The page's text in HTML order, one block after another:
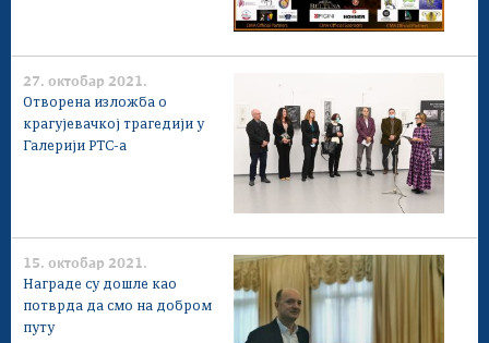
27. октобар 2021.
Отворена изложба о
крагујевачкој трагедији у
Галерији РТС-а
15. октобар 2021.
Награде су дошле као
потврда да смо на добром
путу